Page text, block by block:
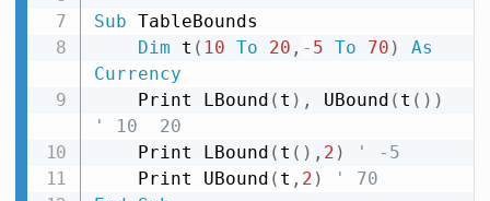
Sub TableBounds
Dim t ( 10 To 20 , - 5 To 70 )
As
Currency
    Print LBound
( t ) , UBound ( t ( ) )
' 10  20
    Print LBound
( t ( ) , 2 )
' -5
    Print UBound
( t , 2 )
' 70